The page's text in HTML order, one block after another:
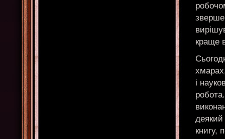
краще
і
книгу,